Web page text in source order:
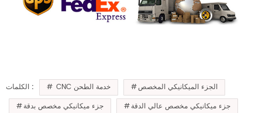
الكلمات : CNC خدمة الطحن
الجزء الميكانيكي المخصص
جزء ميكانيكي مخصص بدقة
جزء ميكانيكي مخصص عالي الدقة